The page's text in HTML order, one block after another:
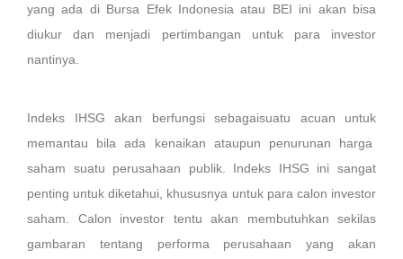
yang ada di Bursa Efek Indonesia atau BEI ini akan bisa
diukur dan menjadi pertimbangan untuk para investor
nantinya.
Indeks IHSG akan berfungsi sebagaisuatu acuan untuk
memantau bila ada kenaikan ataupun penurunan harga
saham suatu perusahaan publik. Indeks IHSG ini sangat
penting untuk diketahui, khususnya untuk para calon investor
saham. Calon investor tentu akan membutuhkan sekilas
gambaran tentang performa perusahaan yang akan